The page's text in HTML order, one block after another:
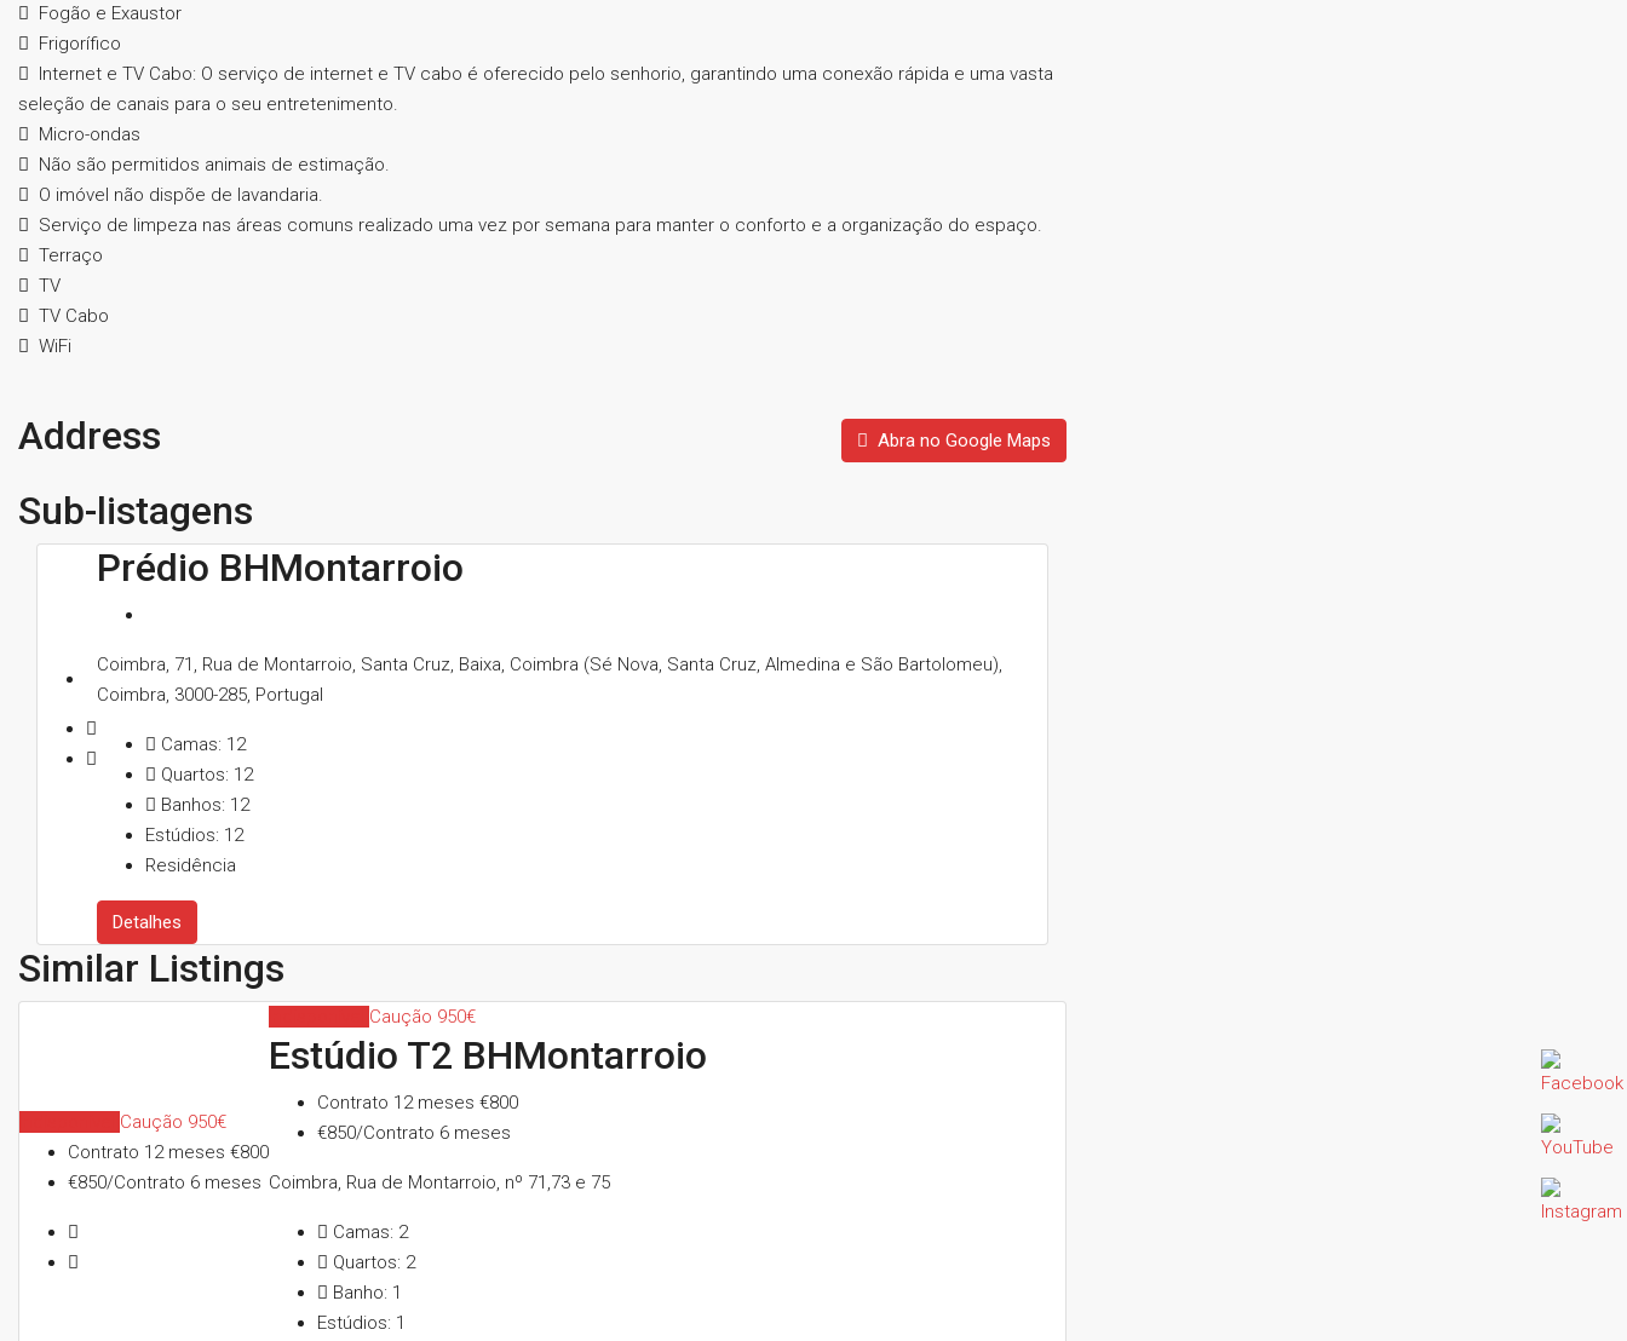
Fogão e Exaustor
Frigorífico
Internet e TV Cabo: O serviço de internet e TV cabo é oferecido pelo senhorio, garantindo uma conexão rápida e uma vasta
seleção de canais para o seu entretenimento.
Micro-ondas
Não são permitidos animais de estimação.
O imóvel não dispõe de lavandaria.
Serviço de limpeza nas áreas comuns realizado uma vez por semana para manter o conforto e a organização do espaço.
Terraço
TV
TV Cabo
WiFi
Address Abra no Google Maps
Sub-listagens
Prédio BHMontarroio
Coimbra, 71, Rua de Montarroio, Santa Cruz, Baixa, Coimbra (Sé Nova, Santa Cruz, Almedina e São Bartolomeu),
Coimbra, 3000-285, Portugal
Camas: 12
Quartos: 12
Banhos: 12
Estúdios: 12
Residência
Detalhes
Similar Listings
Caução 950€
Contrato 12 meses €800
€850/Contrato 6 meses
Caução 950€
Estúdio T2 BHMontarroio
Contrato 12 meses €800
€850/Contrato 6 meses
Coimbra, Rua de Montarroio, nº 71,73 e 75
Camas: 2
Quartos: 2
Banho: 1
Estúdios: 1